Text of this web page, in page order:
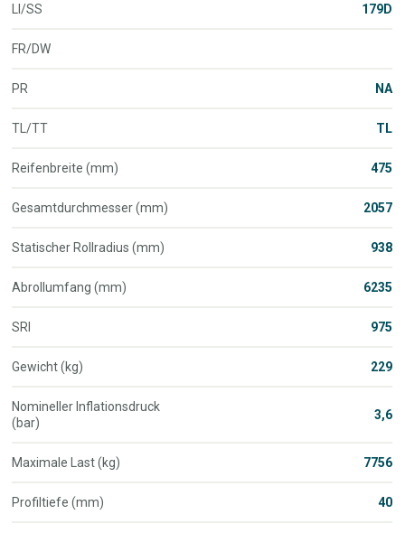
LI/SS 179D
FR/DW
PR NA
TL/TT TL
Reifenbreite (mm) 475
Gesamtdurchmesser (mm) 2057
Statischer Rollradius (mm) 938
Abrollumfang (mm) 6235
SRI 975
Gewicht (kg) 229
Nomineller Inflationsdruck
(bar)
3,6
Maximale Last (kg) 7756
Profiltiefe (mm) 40